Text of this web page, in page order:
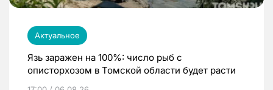
Актуальное
Язь заражен на 100%: число рыб с
описторхозом в Томской области будет расти